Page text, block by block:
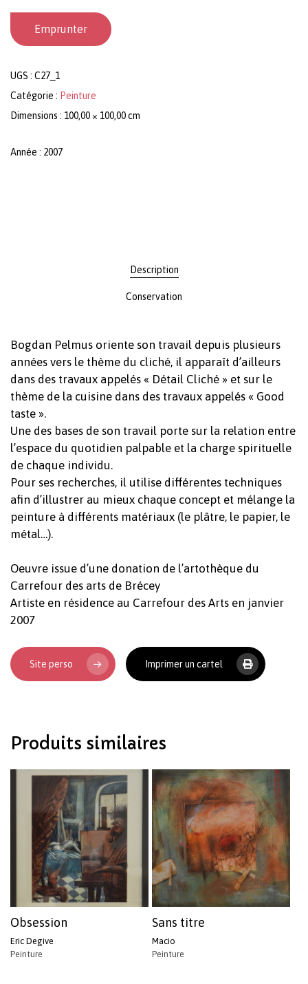
Votre panier est vide.
Emprunter
UGS : C27_1
Catégorie : Peinture
Dimensions : 100,00 × 100,00 cm
Année : 2007
Description
Conservation
Bogdan Pelmus oriente son travail depuis plusieurs
années vers le thème du cliché, il apparaît d’ailleurs
dans des travaux appelés « Détail Cliché » et sur le
thème de la cuisine dans des travaux appelés « Good
taste ».
Une des bases de son travail porte sur la relation entre
l’espace du quotidien palpable et la charge spirituelle
de chaque individu.
Pour ses recherches, il utilise différentes techniques
afin d’illustrer au mieux chaque concept et mélange la
peinture à différents matériaux (le plâtre, le papier, le
métal…).
Oeuvre issue d’une donation de l’artothèque du
Carrefour des arts de Brécey
Artiste en résidence au Carrefour des Arts en janvier
2007
Site perso Imprimer un cartel
Produits similaires
Obsession
Eric Degive
Peinture
Sans titre
Macio
Peinture